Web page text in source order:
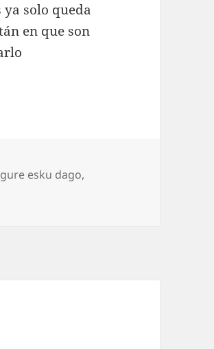
ya solo queda
en que son
gure esku dago,